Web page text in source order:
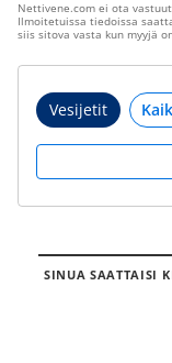
Nettivene.com ei ota
Ilmoitetuissa tiedoissa
siis sitova vasta kun myyjä
Vesijetit
SINUA SAATTAISI